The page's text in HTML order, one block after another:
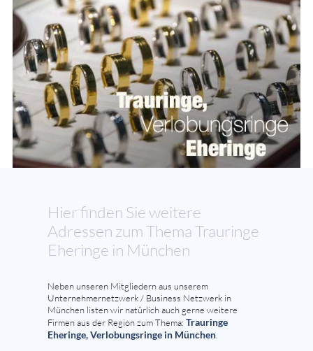
Hier finden Sie weitere
Adressen zum Thema Trauringe
Eheringe in München
Neben unseren Mitgliedern aus unserem
Unternehmernetzwerk / Business Netzwerk in
München listen wir natürlich auch gerne weitere
Firmen aus der Region zum Thema: Trauringe
Eheringe, Verlobungsringe in München.